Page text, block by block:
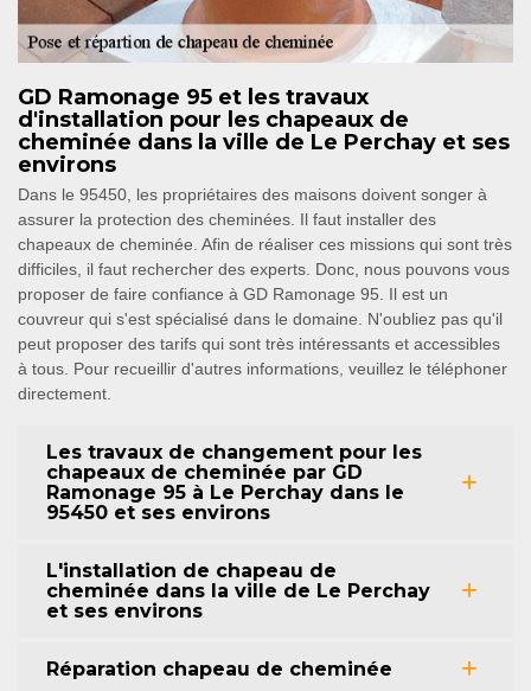
GD Ramonage 95 et les travaux
d'installation pour les chapeaux de
cheminée dans la ville de Le Perchay et ses
environs
Dans le 95450, les propriétaires des maisons doivent songer à
assurer la protection des cheminées. Il faut installer des
chapeaux de cheminée. Afin de réaliser ces missions qui sont très
difficiles, il faut rechercher des experts. Donc, nous pouvons vous
proposer de faire confiance à GD Ramonage 95. Il est un
couvreur qui s'est spécialisé dans le domaine. N'oubliez pas qu'il
peut proposer des tarifs qui sont très intéressants et accessibles
à tous. Pour recueillir d'autres informations, veuillez le téléphoner
directement.
Les travaux de changement pour les
chapeaux de cheminée par GD
Ramonage 95 à Le Perchay dans le
95450 et ses environs
L'installation de chapeau de
cheminée dans la ville de Le Perchay
et ses environs
Réparation chapeau de cheminée